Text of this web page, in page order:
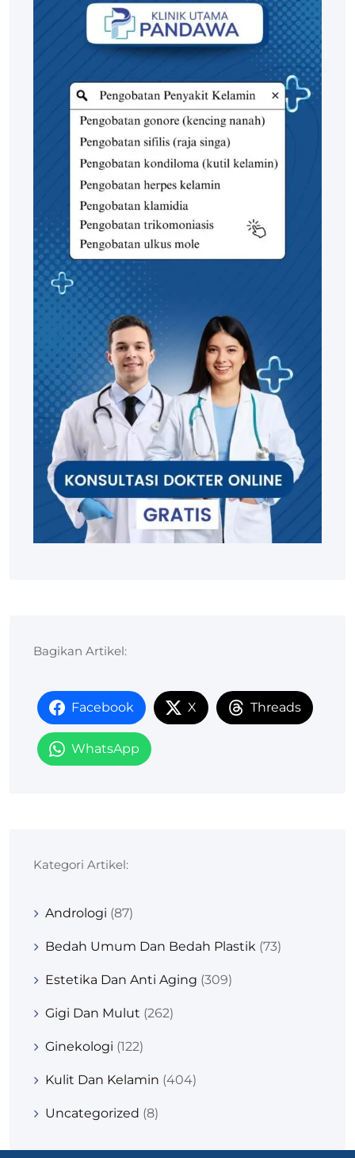
Bagikan Artikel:
Facebook X Threads
WhatsApp
Kategori Artikel:
Andrologi (87)
Bedah Umum Dan Bedah Plastik (73)
Estetika Dan Anti Aging (309)
Gigi Dan Mulut (262)
Ginekologi (122)
Kulit Dan Kelamin (404)
Uncategorized (8)